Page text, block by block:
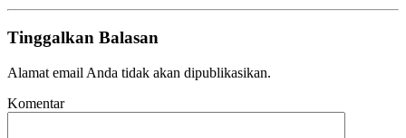
Tinggalkan Balasan
Alamat email Anda tidak akan dipublikasikan.
Komentar